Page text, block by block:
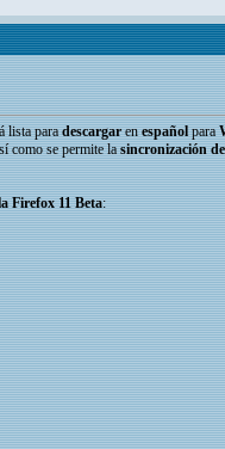
lista paradescargarenespañolpara
como se permite lasincronización
Firefox 11 Beta: